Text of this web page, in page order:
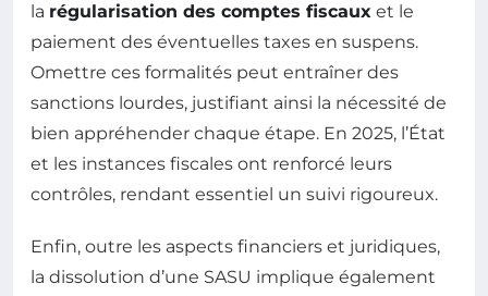
la régularisation des comptes fiscaux et le
paiement des éventuelles taxes en suspens.
Omettre ces formalités peut entraîner des
sanctions lourdes, justifiant ainsi la nécessité de
bien appréhender chaque étape. En 2025, l’État
et les instances fiscales ont renforcé leurs
contrôles, rendant essentiel un suivi rigoureux.
Enfin, outre les aspects financiers et juridiques,
la dissolution d’une SASU implique également